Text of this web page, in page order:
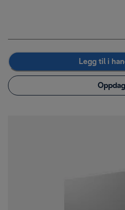
Legg til i